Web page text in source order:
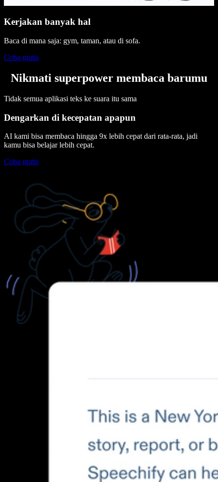
Kerjakan banyak hal
Baca di mana saja: gym, taman, atau di sofa.
Coba gratis
Nikmati superpower membaca barumu
Tidak semua aplikasi teks ke suara itu sama
Dengarkan di kecepatan apapun
AI kami bisa membaca hingga 9x lebih cepat dari rata-rata, jadi
kamu bisa belajar lebih cepat.
Coba gratis